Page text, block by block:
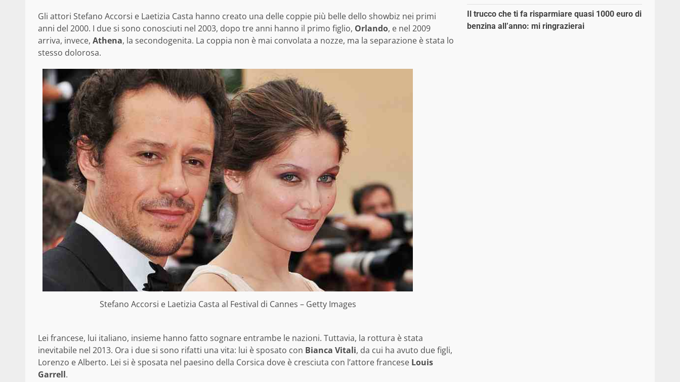
Gli attori Stefano Accorsi e Laetizia Casta hanno creato una delle coppie più belle dello showbiz nei primi
anni del 2000. I due si sono conosciuti nel 2003, dopo tre anni hanno il primo figlio, Orlando, e nel 2009
arriva, invece, Athena, la secondogenita. La coppia non è mai convolata a nozze, ma la separazione è stata lo
stesso dolorosa.
Stefano Accorsi e Laetizia Casta al Festival di Cannes – Getty Images
Lei francese, lui italiano, insieme hanno fatto sognare entrambe le nazioni. Tuttavia, la rottura è stata
inevitabile nel 2013. Ora i due si sono rifatti una vita: lui è sposato con Bianca Vitali, da cui ha avuto due figli,
Lorenzo e Alberto. Lei si è sposata nel paesino della Corsica dove è cresciuta con l’attore francese Louis
Garrell.
Il trucco che ti fa risparmiare quasi 1000 euro di
benzina all’anno: mi ringrazierai